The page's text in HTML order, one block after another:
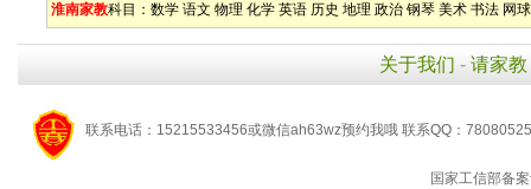
淮南家教科目： 数学 语文 物理 化学 英语 历史 地理 政治 钢琴 美术 书法 网球
关于我们 - 请家教
联系电话：15215533456或微信ah63wz预约我哦 联系QQ：
国家工信部备